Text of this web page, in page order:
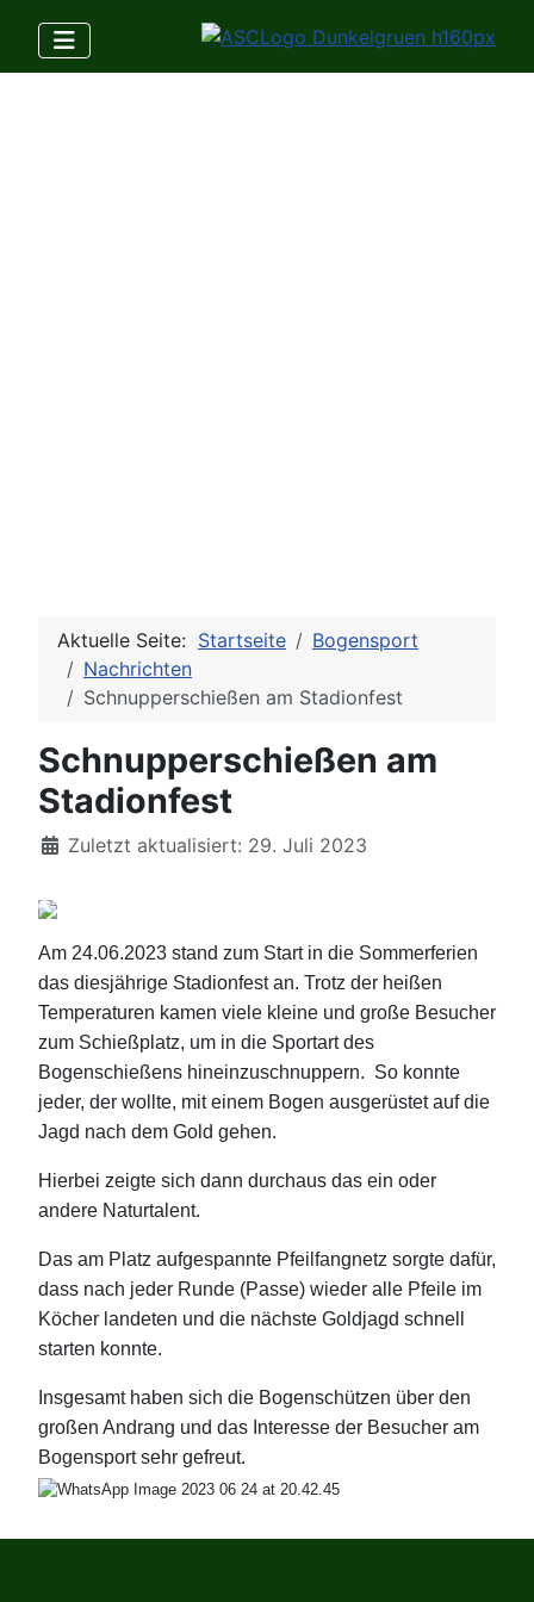
Aktuelle Seite: Startseite
Bogensport
Nachrichten
Schnupperschießen am Stadionfest
Schnupperschießen am
Stadionfest
DetailsZuletzt aktualisiert: 29. Juli 2023
Am 24.06.2023 stand zum Start in die Sommerferien
das diesjährige Stadionfest an. Trotz der heißen
Temperaturen kamen viele kleine und große Besucher
zum Schießplatz, um in die Sportart des
Bogenschießens hineinzuschnuppern. So konnte
jeder, der wollte, mit einem Bogen ausgerüstet auf die
Jagd nach dem Gold gehen.
Hierbei zeigte sich dann durchaus das ein oder
andere Naturtalent.
Das am Platz aufgespannte Pfeilfangnetz sorgte dafür,
dass nach jeder Runde (Passe) wieder alle Pfeile im
Köcher landeten und die nächste Goldjagd schnell
starten konnte.
Insgesamt haben sich die Bogenschützen über den
großen Andrang und das Interesse der Besucher am
Bogensport sehr gefreut.